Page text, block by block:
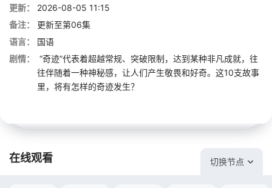
更新：
2026-08-05 11:15
备注：
更新至第06集
语言：
国语
剧情：
“奇迹”代表着超越常规、突破限制，达到某种非凡成就，往
往伴随着一种神秘感，让人们产生敬畏和好奇。这10支故事
里，将有怎样的奇迹发生？
在线观看 切换节点